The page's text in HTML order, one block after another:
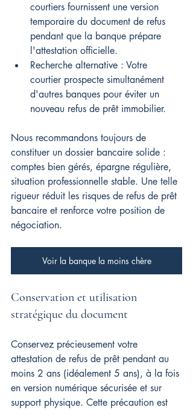
courtiers fournissent une version
temporaire du document de refus
pendant que la banque prépare
l'attestation officielle.
Recherche alternative : Votre
courtier prospecte simultanément
d'autres banques pour éviter un
nouveau refus de prêt immobilier.
Nous recommandons toujours de
constituer un dossier bancaire solide :
comptes bien gérés, épargne régulière,
situation professionnelle stable. Une telle
rigueur réduit les risques de refus de prêt
bancaire et renforce votre position de
négociation.
Voir la banque la moins chère
Conservation et utilisation
stratégique du document
Conservez précieusement votre
attestation de refus de prêt pendant au
moins 2 ans (idéalement 5 ans), à la fois
en version numérique sécurisée et sur
support physique. Cette précaution est